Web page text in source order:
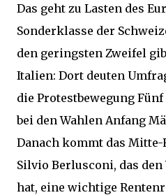
Das geht zu Lasten des
Sonderklasse der
den geringsten Zweifel
Italien: Dort deuten
die Protestbewegung
bei den Wahlen Anfang
Danach kommt das
Silvio Berlusconi, das
hat, eine wichtige